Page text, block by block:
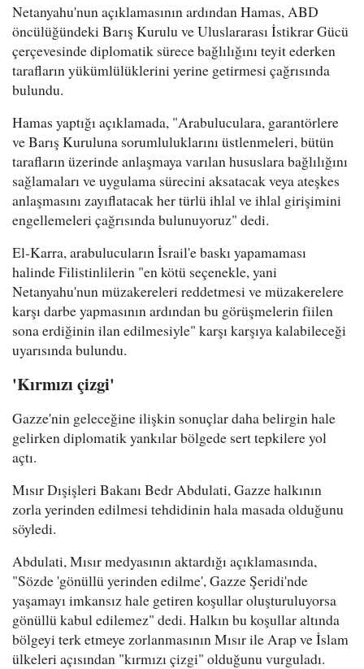
Netanyahu'nun açıklamasının ardından Hamas, ABD
öncülüğündeki Barış Kurulu ve Uluslararası İstikrar Gücü
çerçevesinde diplomatik sürece bağlılığını teyit ederken
tarafların yükümlülüklerini yerine getirmesi çağrısında
bulundu.
Hamas yaptığı açıklamada, "Arabuluculara, garantörlere
ve Barış Kuruluna sorumluluklarını üstlenmeleri, bütün
tarafların üzerinde anlaşmaya varılan hususlara bağlılığını
sağlamaları ve uygulama sürecini aksatacak veya ateşkes
anlaşmasını zayıflatacak her türlü ihlal ve ihlal girişimini
engellemeleri çağrısında bulunuyoruz" dedi.
El-Karra, arabulucuların İsrail'e baskı yapamaması
halinde Filistinlilerin "en kötü seçenekle, yani
Netanyahu'nun müzakereleri reddetmesi ve müzakerelere
karşı darbe yapmasının ardından bu görüşmelerin fiilen
sona erdiğinin ilan edilmesiyle" karşı karşıya kalabileceği
uyarısında bulundu.
'Kırmızı çizgi'
Gazze'nin geleceğine ilişkin sonuçlar daha belirgin hale
gelirken diplomatik yankılar bölgede sert tepkilere yol
açtı.
Mısır Dışişleri Bakanı Bedr Abdulati, Gazze halkının
zorla yerinden edilmesi tehdidinin hala masada olduğunu
söyledi.
Abdulati, Mısır medyasının aktardığı açıklamasında,
"Sözde 'gönüllü yerinden edilme', Gazze Şeridi'nde
yaşamayı imkansız hale getiren koşullar oluşturuluyorsa
gönüllü kabul edilemez" dedi. Halkın bu koşullar altında
bölgeyi terk etmeye zorlanmasının Mısır ile Arap ve İslam
ülkeleri açısından "kırmızı çizgi" olduğunu vurguladı.